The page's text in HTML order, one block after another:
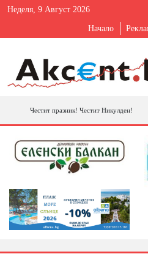
Неделя, 9 Август 2026
Начало
Честит празник! Честит Никулден!